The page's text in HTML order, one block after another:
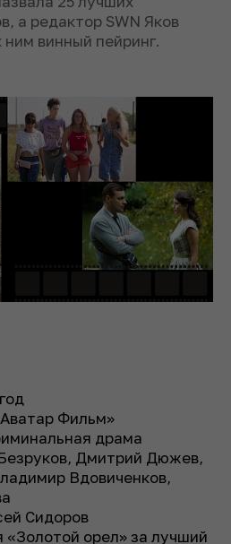
а редактор SWN Яков
винный пейринг.
Фильм»
драма
Дмитрий Дюжев,
Вдовиченков,
Сидоров
орел» за лучший